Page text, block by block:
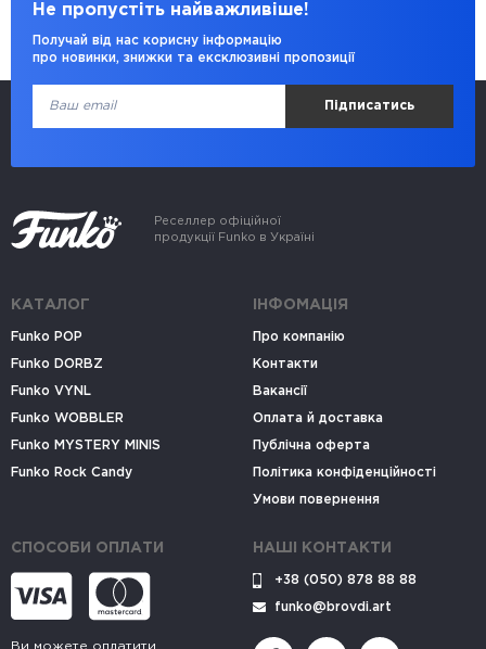
Не пропустіть найважливіше!
Получай від нас корисну інформацію
про новинки, знижки та ексклюзивні пропозиції
Підписатись
Реселлер офіційної
продукції Funko в Україні
КАТАЛОГ
Funko POP
Funko DORBZ
Funko VYNL
Funko WOBBLER
Funko MYSTERY MINIS
Funko Rock Candy
ІНФОМАЦІЯ
Про компанію
Контакти
Вакансії
Оплата й доставка
Публічна оферта
Політика конфіденційності
Умови повернення
СПОСОБИ ОПЛАТИ
Ви можете оплатити
НАШІ КОНТАКТИ
+38 (050) 878 88 88
funko@brovdi.art